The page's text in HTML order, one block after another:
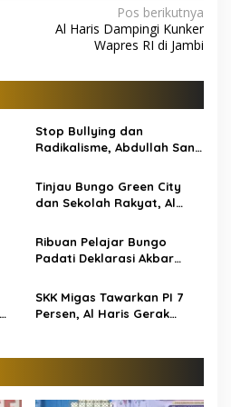
Pos berikutnya
Al Haris Dampingi Kunker
Wapres RI di Jambi
Stop Bullying dan
Radikalisme, Abdullah Sani
Terdepan Bangsa
Tinjau Bungo Green City
dan Sekolah Rakyat, Al
Pendidikan dan
Infrastruktur
Ribuan Pelajar Bungo
Padati Deklarasi Akbar
Judi Online dan
Radikalisme
SKK Migas Tawarkan PI 7
Persen, Al Haris Gerak